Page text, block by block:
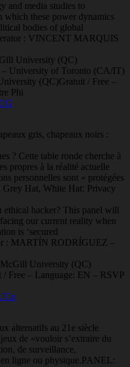
and media studies to
which these power dynamics
bodies of global
: VINCENT MARQUIS
University (QC)
University of Toronto (CA/IT)
(QC)Gratuit / Free –
Phi
gris, chapeaux noirs :
? Cette table ronde cherche à
propres à la réalité actuelle
personnelles sont « protégées
Hat, White Hat: Privacy
ethical hacker? This panel will
our current reality when
is ‘secured
: MARTÍN RODRÍGUEZ –
University (QC)
/ Free – Language: EN – RSVP
alternatifs au 21e siècle
de «vouloir s’extraire du
de surveillance,
ligne ou physique.PANEL: